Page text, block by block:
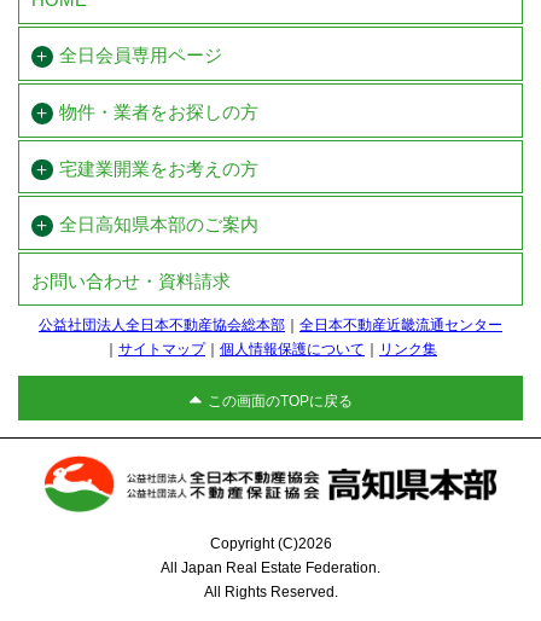
全日会員専用ページ
物件・業者をお探しの方
宅建業開業をお考えの方
全日高知県本部のご案内
お問い合わせ・資料請求
公益社団法人全日本不動産協会総本部
全日本不動産近畿流通センター
サイトマップ
個人情報保護について リンク集
この画面のTOPに戻る
Copyright (C)2026
All Japan Real Estate Federation.
All Rights Reserved.